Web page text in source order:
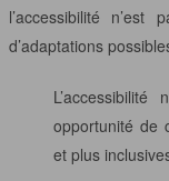
l’accessibilité
d’adaptations
opportunité de
et plus